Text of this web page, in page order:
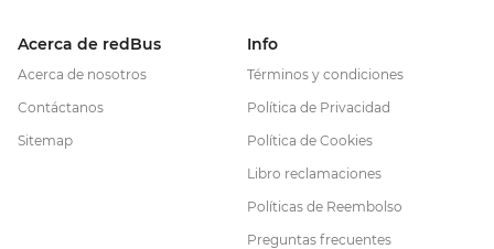
Acerca de redBus
Acerca de nosotros
Contáctanos
Sitemap
Info
Términos y condiciones
Política de Privacidad
Política de Cookies
Libro reclamaciones
Políticas de Reembolso
Preguntas frecuentes